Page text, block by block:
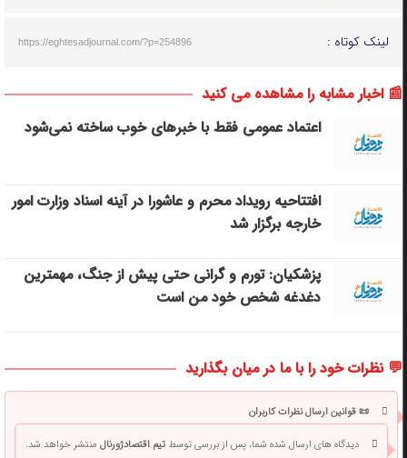
لینک کوتاه : https://eghtesadjournal.com/?p=254896
📰 اخبار مشابه را مشاهده می کنید
اعتماد عمومی فقط با خبرهای خوب ساخته نمی‌شود
افتتاحیه رویداد محرم و عاشورا در آینه اسناد وزارت امور
خارجه برگزار شد
پزشکیان: تورم و گرانی حتی پیش از جنگ، مهمترین
دغدغه شخص خود من است
💬 نظرات خود را با ما در میان بگذارید
📜 قوانین ارسال نظرات کاربران
دیدگاه های ارسال شده شما، پس از بررسی توسطتیم اقتصادژورنالمنتشر خواهد شد.